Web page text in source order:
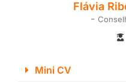
Flávia
-
Mini CV